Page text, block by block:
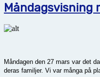
Måndagsvisning
Måndagen den 27 mars var det
deras familjer. Vi var många på